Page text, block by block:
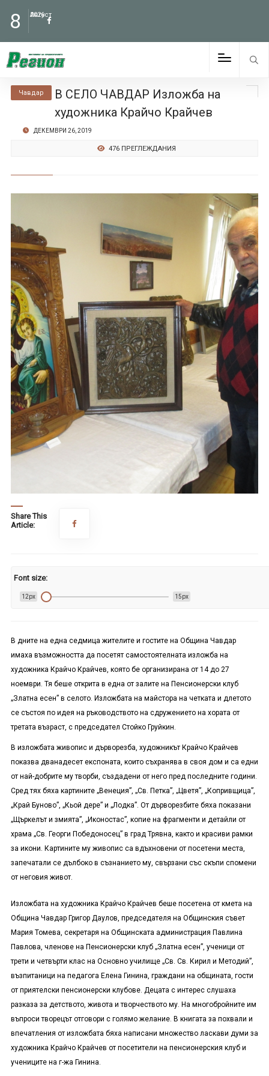
8 Август
2026
Чавдар
В СЕЛО ЧАВДАР Изложба на
художника Крайчо Крайчев
ДЕКЕМВРИ 26, 2019
476 ПРЕГЛЕЖДАНИЯ
Share This
Article:
Font size:
12px 15px
В дните на една седмица жителите и гостите на Община Чавдар
имаха възможността да посетят самостоятелната изложба на
художника Крайчо Крайчев, която бе организирана от 14 до 27
ноември. Тя беше открита в една от залите на Пенсионерски клуб
„Златна есен” в селото. Изложбата на майстора на четката и длетото
се състоя по идея на ръководството на сдружението на хората от
третата възраст, с председател Стойко Груйкин.
В изложбата живопис и дърворезба, художникът Крайчо Крайчев
показва дванадесет експоната, които съхранява в своя дом и са едни
от най-добрите му творби, създадени от него пред последните години.
Сред тях бяха картините „Венеция”, „Св. Петка”, „Цветя”, „Копривщица”,
„Край Буново”, „Кьой дере” и „Лодка”. От дърворезбите бяха показани
„Щъркелът и змията”, „Иконостас”, копие на фрагменти и детайли от
храма „Св. Георги Победоносец” в град Трявна, както и красиви рамки
за икони. Картините му живопис са вдъхновени от посетени места,
запечатали се дълбоко в съзнанието му, свързани със скъпи спомени
от неговия живот.
Изложбата на художника Крайчо Крайчев беше посетена от кмета на
Община Чавдар Григор Даулов, председателя на Общинския съвет
Мария Томева, секретаря на Общинската администрация Павлина
Павлова, членове на Пенсионерски клуб „Златна есен”, ученици от
трети и четвърти клас на Основно училище „Св. Св. Кирил и Методий”,
възпитаници на педагога Елена Гинина, граждани на общината, гости
от приятелски пенсионерски клубове. Децата с интерес слушаха
разказа за детството, живота и творчеството му. На многобройните им
въпроси творецът отговори с голямо желание. В книгата за похвали и
впечатления от изложбата бяха написани множество ласкави думи за
художника Крайчо Крайчев от посетители на пенсионерския клуб и
учениците на г-жа Гинина.